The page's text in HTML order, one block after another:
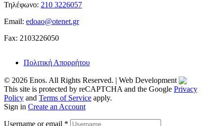
Τηλέφωνο: 210 3226057
Email: edoao@otenet.gr
Fax: 2103226050
Πολιτική Απορρήτου
© 2026 Enos. All Rights Reserved. | Web Development
This site is protected by reCAPTCHA and the Google Privacy
Policy and Terms of Service apply.
Sign in Create an Account
Username or email *